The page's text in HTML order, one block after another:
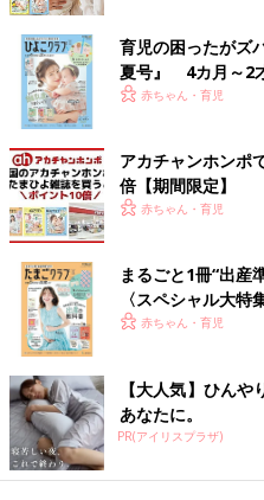
うちの場合、離乳食の頃は、口
食べていたのですが、園児にな
ンなどの炭水化物ばかりとにか
で食べてくれませんでした。
みじん切りにして見えない状態
食べてもらうという方法もあり
と感じてほしかったので、私は
を作ったら、もりもり食べてく
お弁当にも持っていくくらい大
野菜をだしや肉と一緒に煮るこ
味を感じ、野菜本来のうま味を
また、ごまをするお手伝いをし
べさせたこともありました。園
は、息子にすってもらいました
広がると、香りだけで息子は『
かって叫んでいました。
育児の困ったがズ
夏号』 4カ月～2
いっぱい！
赤ちゃん・育児
アカチャンホンポ
倍【期間限定】
赤ちゃん・育児
まるごと1冊“出産
〈スペシャル大
赤ちゃん・育児
【大人気】ひん
あなたに。
PR(アイリスプラザ)